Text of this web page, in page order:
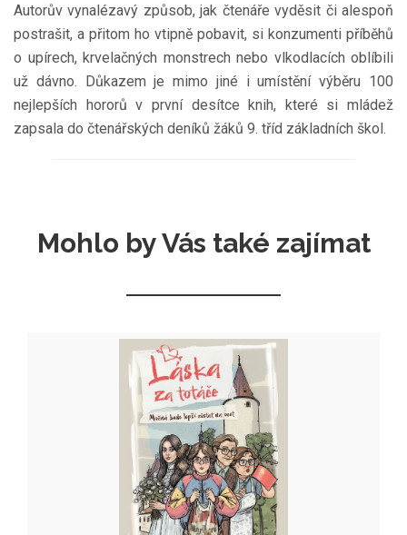
Autorův vynalézavý způsob, jak čtenáře vyděsit či alespoň
postrašit, a přitom ho vtipně pobavit, si konzumenti příběhů
o upírech, krvelačných monstrech nebo vlkodlacích oblíbili
už dávno. Důkazem je mimo jiné i umístění výběru 100
nejlepších hororů v první desítce knih, které si mládež
zapsala do čtenářských deníků žáků 9. tříd základních škol.
Mohlo by Vás také zajímat